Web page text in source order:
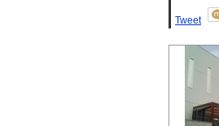
Tweet